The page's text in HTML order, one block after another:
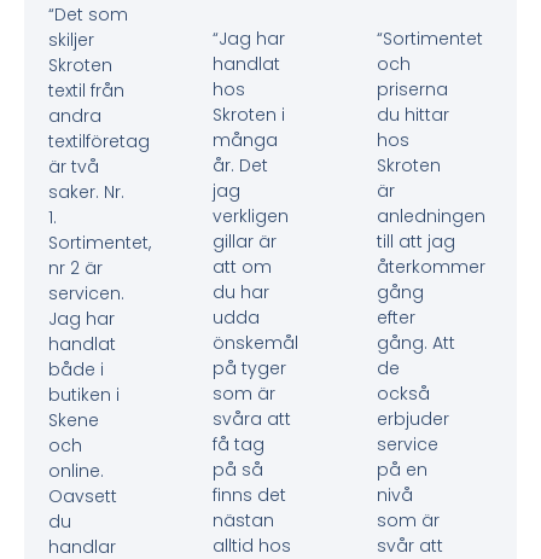
“Det som
skiljer
Skroten
textil från
andra
textilföretag
är två
saker. Nr.
1.
Sortimentet,
nr 2 är
servicen.
Jag har
handlat
både i
butiken i
Skene
och
online.
Oavsett
du
handlar
“Jag har
handlat
hos
Skroten i
många
år. Det
jag
verkligen
gillar är
att om
du har
udda
önskemål
på tyger
som är
svåra att
få tag
på så
finns det
nästan
alltid hos
“Sortimentet
och
priserna
du hittar
hos
Skroten
är
anledningen
till att jag
återkommer
gång
efter
gång. Att
de
också
erbjuder
service
på en
nivå
som är
svår att